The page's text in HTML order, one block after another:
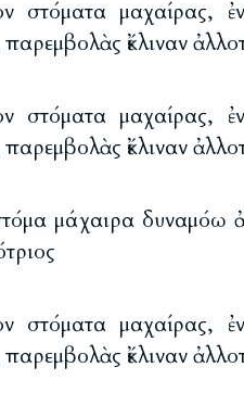
στόματα μαχαίρας,
ἔκλιναν
στόματα μαχαίρας,
ἔκλιναν
μάχαιρα δυναμόω
στόματα μαχαίρας,
ἔκλιναν